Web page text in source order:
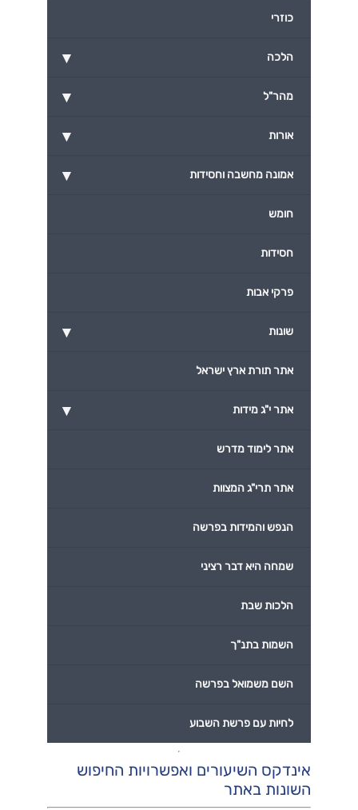
אינדקס השיעורים ואפשרויות החיפוש
השונות באתר
כוזרי
▾ הלכה
▾ מהר"ל
▾ אורות
▾ אמונה מחשבה וחסידות
חומש
חסידות
פרקי אבות
▾ שונות
אתר תורת ארץ ישראל
▾ אתר י"ג מידות
אתר לימוד מדרש
אתר תרי"ג המצוות
הנפש והמידות בפרשה
שמחה היא דבר רציני
הלכות שבת
השמות בתנ"ך
השם משמואל בפרשה
לחיות עם פרשת השבוע